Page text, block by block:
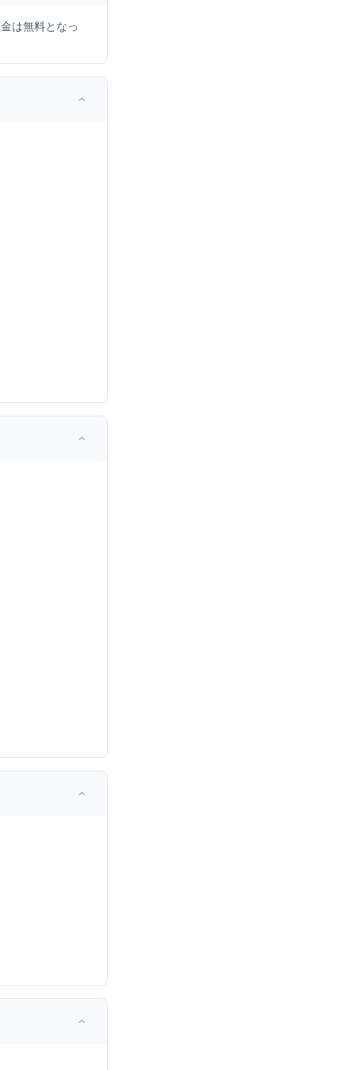
は無料となっ